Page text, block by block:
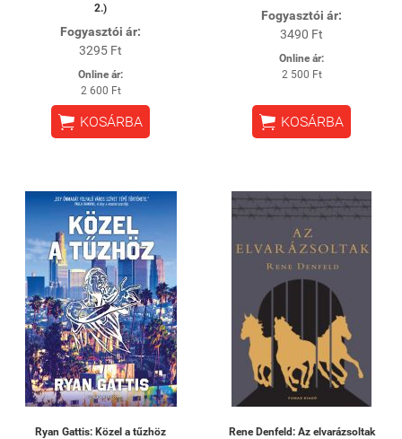
2.)
Fogyasztói ár:
3295 Ft
Online ár:
2 600 Ft
 KOSÁRBA
Fogyasztói ár:
3490 Ft
Online ár:
2 500 Ft
 KOSÁRBA
Ryan Gattis: Közel a tűzhöz
Rene Denfeld: Az elvarázsoltak